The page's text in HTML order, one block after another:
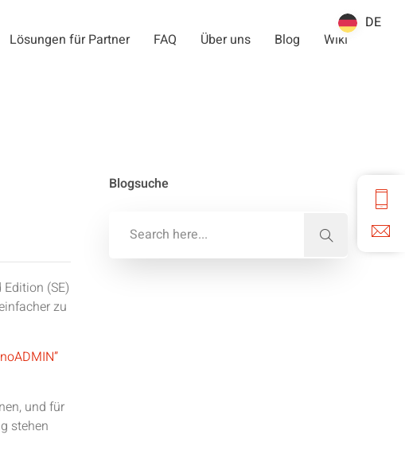
Lösungen für Partner FAQ Über uns Blog Wiki
(SE)
zu
und für
stehen
Blogsuche
DE
DE